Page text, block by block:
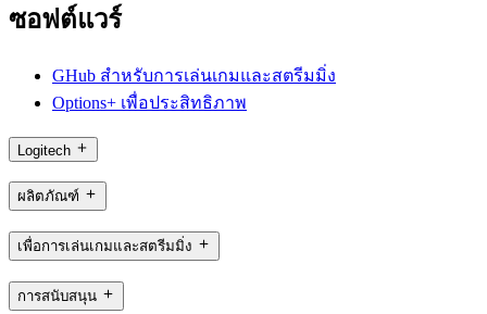
ซอฟต์แวร์
GHub สำหรับการเล่นเกมและสตรีมมิ่ง
Options+ เพื่อประสิทธิภาพ
Logitech
ผลิตภัณฑ์
เพื่อการเล่นเกมและสตรีมมิ่ง
การสนับสนุน